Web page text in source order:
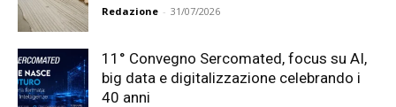
Redazione - 31/07/2026
11° Convegno Sercomated, focus su AI,
big data e digitalizzazione celebrando i
40 anni